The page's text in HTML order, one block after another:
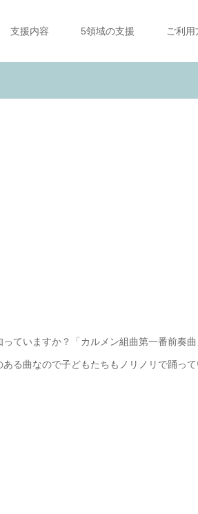
支援内容 5領域の支援 ご利用
ていますか？「カルメン組曲第一番前奏
る曲なので子どもたちもノリノリで踊っ